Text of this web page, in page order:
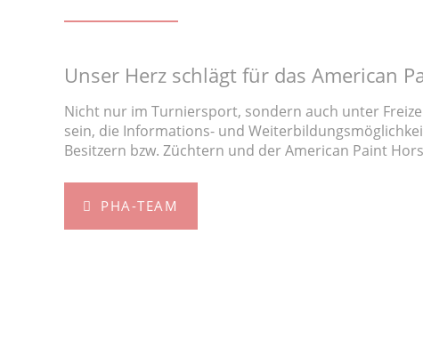
Unser Herz schlägt für das American
Nicht nur im Turniersport, sondern auch unter
sein, die Informations- und
Besitzern bzw. Züchtern und der American Paint
PHA-TEAM